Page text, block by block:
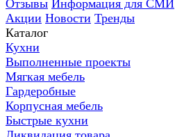
Отзывы Информация для СМИ
Акции Новости Тренды
Каталог
Кухни
Выполненные проекты
Мягкая мебель
Гардеробные
Корпусная мебель
Быстрые кухни